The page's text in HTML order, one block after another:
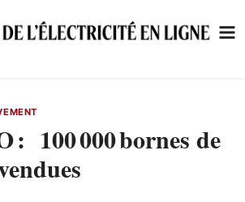
: 100 000 bornes de